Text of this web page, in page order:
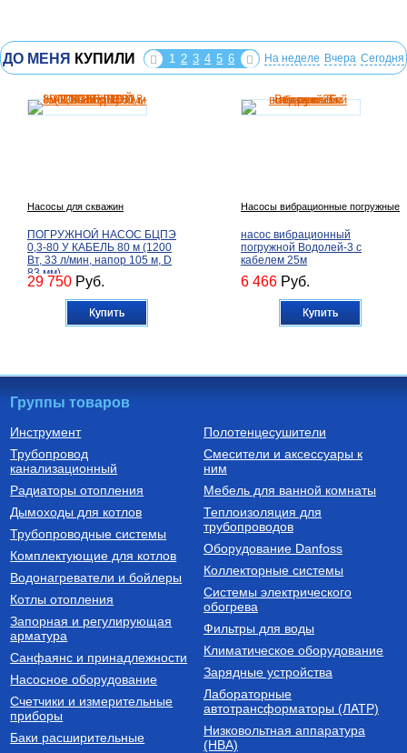
ДО МЕНЯ КУПИЛИ 1 2 3 4 5 6 На неделе Вчера Сегодня
Насосы для скважин
ПОГРУЖНОЙ НАСОС БЦПЭ
0,3-80 У КАБЕЛЬ 80 м (1200
Вт, 33 л/мин, напор 105 м, D
83 мм)
29 750 Руб.
Купить
Насосы вибрационные погружные
насос вибрационный
погружной Водолей-3 с
кабелем 25м
6 466 Руб.
Купить
Бойлеры (водонагреватели
косвенного нагрева)
нагрева напольный из
нержавеющей стали STINOX F
500 л., арт.: 805F0050
127 190Руб.
Купить
Трубы из сшитого полиэтилена
Труба напорная из сшитого
полиэтилена с барьерным
слоем EVOH, тип PE-Xa
16(2.2) бухта 100 м,
VA1622.3.C.100
7 300Руб.
Котлы газовые настенные
Котел газовый настенный
одноконтурный Vitabel HF 32
Дымоходы для котлов DN 80
(традиционные)
Элемент дымохода DN80
Группы товаров
Инструмент
Трубопровод
канализационный
Радиаторы отопления
Дымоходы для котлов
Трубопроводные системы
Комплектующие для котлов
Водонагреватели и бойлеры
Котлы отопления
Запорная и регулирующая
арматура
Санфаянс и принадлежности
Насосное оборудование
Счетчики и измерительные
приборы
Баки расширительные
Полотенцесушители
Смесители и аксессуары к
ним
Мебель для ванной комнаты
Теплоизоляция для
трубопроводов
Оборудование Danfoss
Коллекторные системы
Системы электрического
обогрева
Фильтры для воды
Климатическое оборудование
Зарядные устройства
Лабораторные
автотрансформаторы (ЛАТР)
Низковольтная аппаратура
(НВА)